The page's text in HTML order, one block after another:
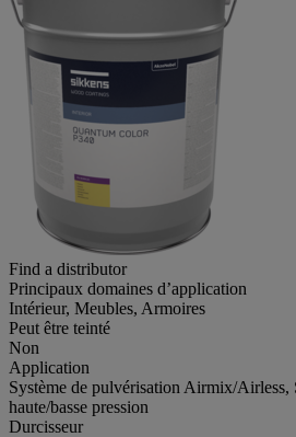
Find a distributor
Principaux domaines d’application
Intérieur, Meubles, Armoires
Peut être teinté
Non
Application
Système de pulvérisation Airmix/Airless,
haute/basse pression
Durcisseur